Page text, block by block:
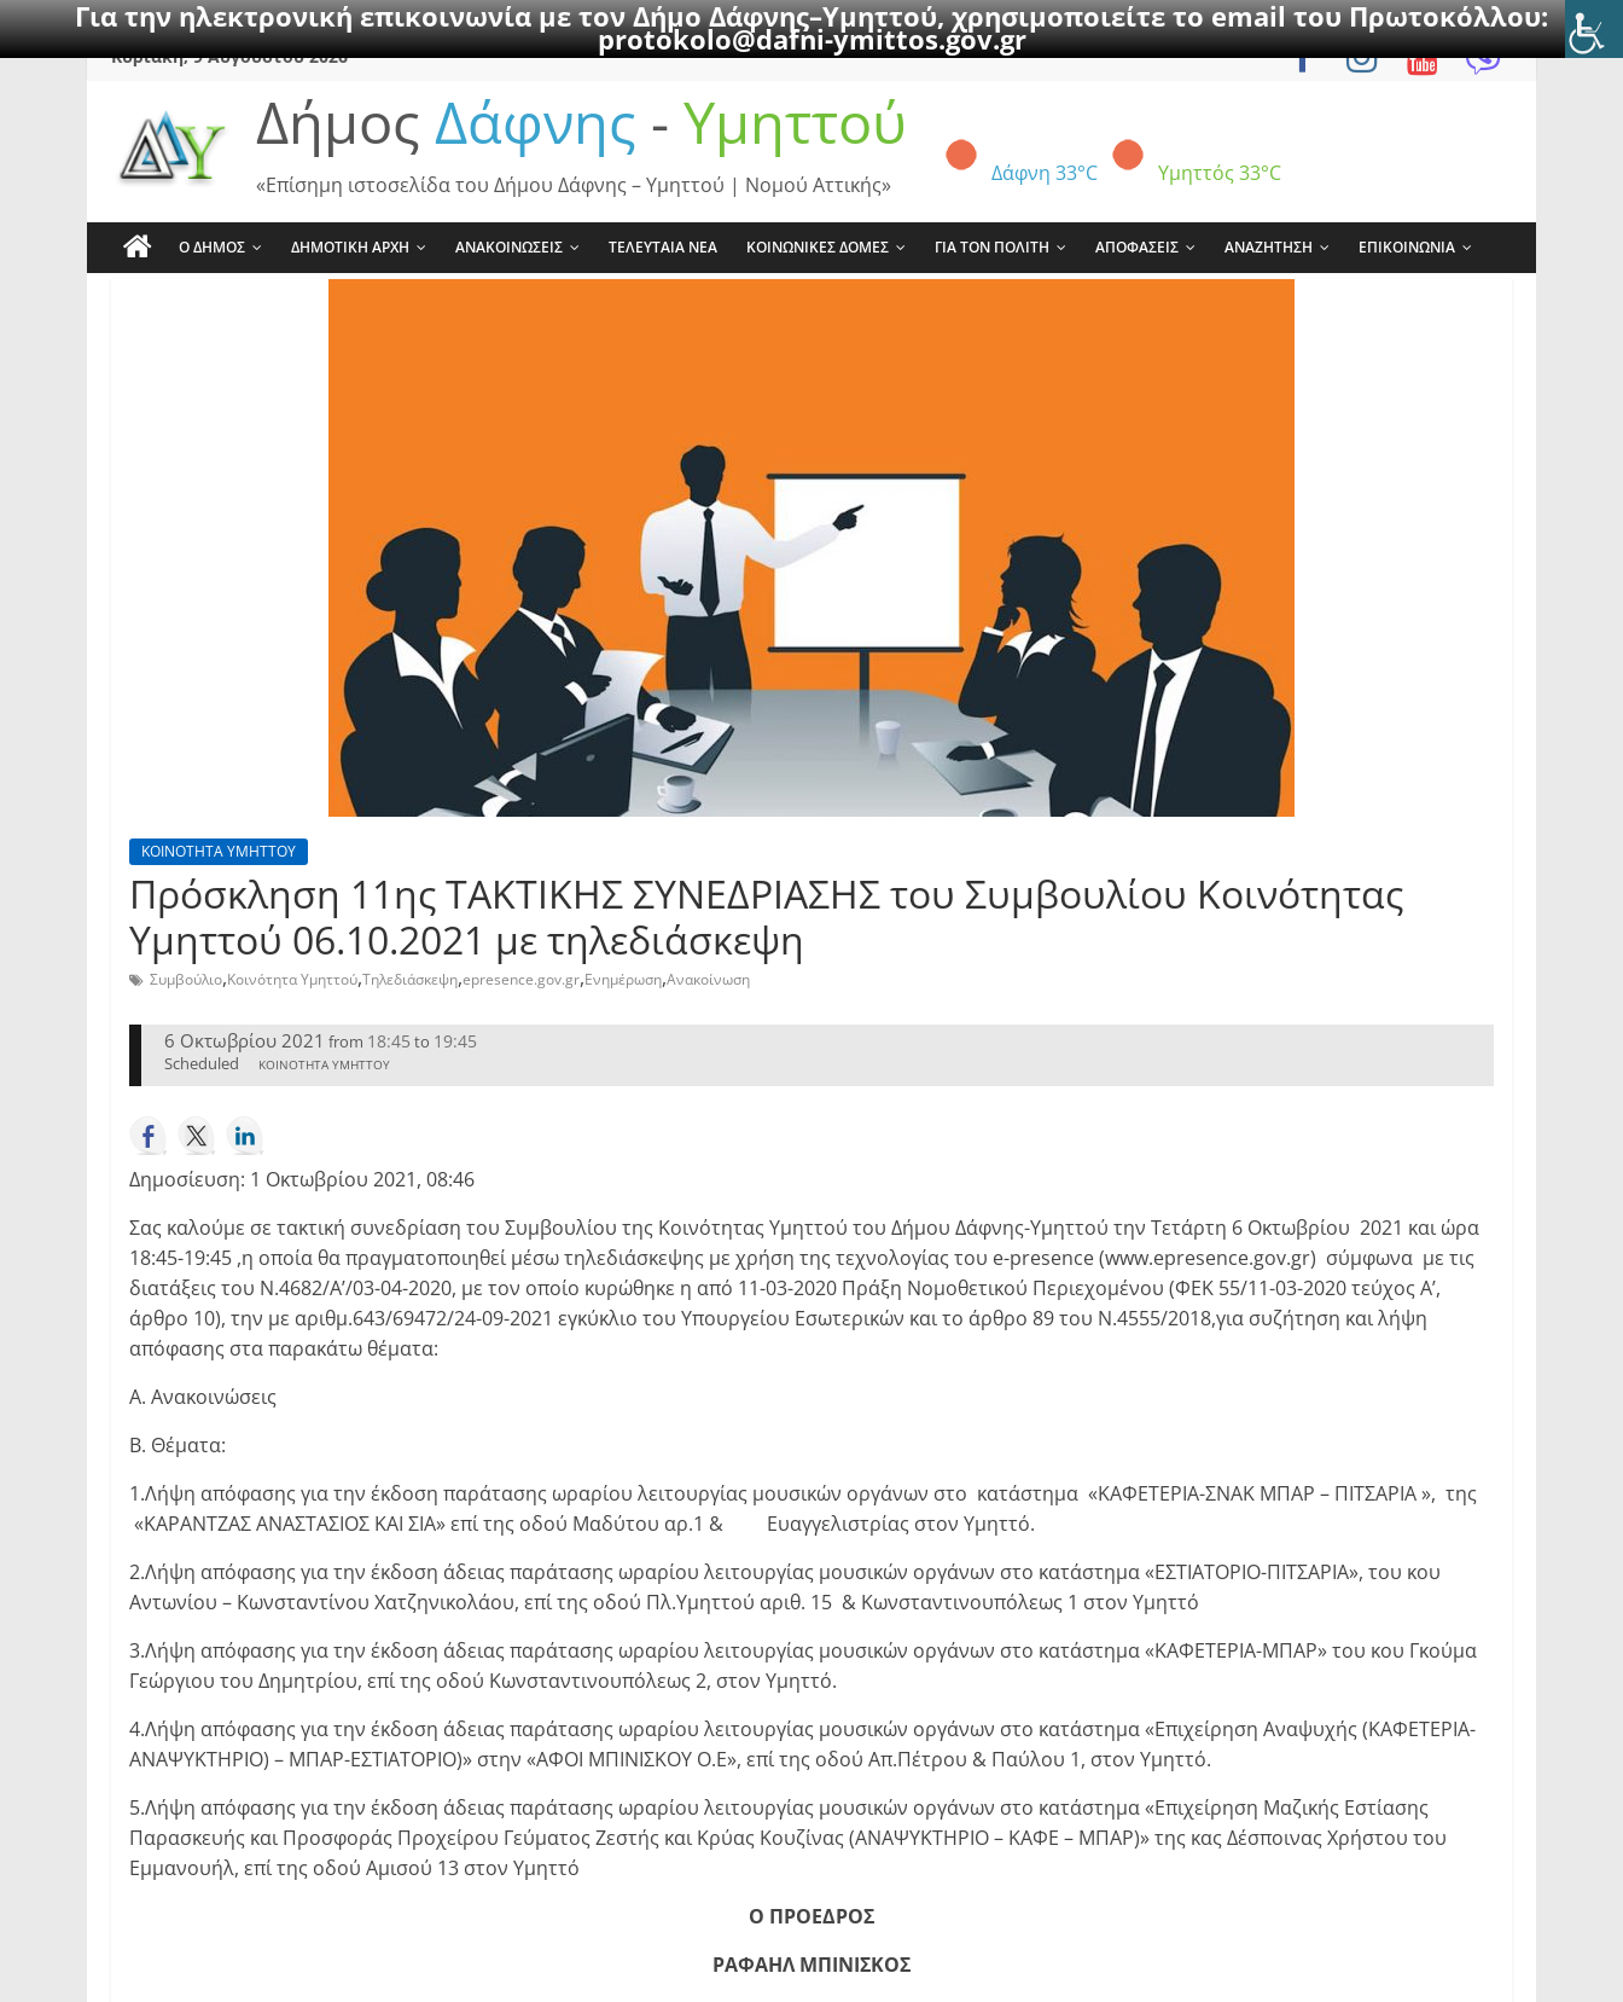
Για την ηλεκτρονική επικοινωνία με τον Δήμο Δάφνης–Υμηττού, χρησιμοποιείτε το email του Πρωτοκόλλου:
protokolo@dafni-ymittos.gov.gr
SkipΚυριακή, 9 Αυγούστου 2026
Δήμος Δάφνης - Υμηττού
Δάφνη 33°C Υμηττός 33°C
«Επίσημη ιστοσελίδα του Δήμου Δάφνης – Υμηττού | Νομού Αττικής»
Ο ΔΗΜΟΣ ΔΗΜΟΤΙΚΗ ΑΡΧΗ ΑΝΑΚΟΙΝΩΣΕΙΣ ΤΕΛΕΥΤΑΙΑ ΝΕΑ ΚΟΙΝΩΝΙΚΕΣ ΔΟΜΕΣ ΓΙΑ ΤΟΝ ΠΟΛΙΤΗ ΑΠΟΦΑΣΕΙΣ ΑΝΑΖΗΤΗΣΗ ΕΠΙΚΟΙΝΩΝΙΑ
ΚΟΙΝΟΤΗΤΑ ΥΜΗΤΤΟΥ
Πρόσκληση 11ης TAKTIKHΣ ΣΥΝΕΔΡΙΑΣΗΣ του Συμβουλίου Κοινότητας
Υμηττού 06.10.2021 με τηλεδιάσκεψη
Συμβούλιο,Κοινότητα Υμηττού,Τηλεδιάσκεψη,epresence.gov.gr,Ενημέρωση,Ανακοίνωση
6 Οκτωβρίου 2021 from 18:45 to 19:45
Scheduled ΚΟΙΝΟΤΗΤΑ ΥΜΗΤΤΟΥ
Δημοσίευση: 1 Οκτωβρίου 2021, 08:46
Σας καλούμε σε τακτική συνεδρίαση του Συμβουλίου της Κοινότητας Υμηττού του Δήμου Δάφνης-Υμηττού την Τετάρτη 6 Οκτωβρίου 2021 και ώρα
18:45-19:45 ,η οποία θα πραγματοποιηθεί μέσω τηλεδιάσκεψης με χρήση της τεχνολογίας του e-presence (www.epresence.gov.gr) σύμφωνα με τις
διατάξεις του Ν.4682/Α’/03-04-2020, με τον οποίο κυρώθηκε η από 11-03-2020 Πράξη Νομοθετικού Περιεχομένου (ΦΕΚ 55/11-03-2020 τεύχος Α’,
άρθρο 10), την με αριθμ.643/69472/24-09-2021 εγκύκλιο του Υπουργείου Εσωτερικών και το άρθρο 89 του Ν.4555/2018,για συζήτηση και λήψη
απόφασης στα παρακάτω θέματα:
Α. Ανακοινώσεις
Β. Θέματα:
1.Λήψη απόφασης για την έκδοση παράτασης ωραρίου λειτουργίας μουσικών οργάνων στο κατάστημα «ΚΑΦΕΤΕΡΙΑ-ΣΝΑΚ ΜΠΑΡ – ΠΙΤΣΑΡΙΑ », της
«ΚΑΡΑΝΤΖΑΣ ΑΝΑΣΤΑΣΙΟΣ ΚΑΙ ΣΙΑ» επί της οδού Μαδύτου αρ.1 & Ευαγγελιστρίας στον Υμηττό.
2.Λήψη απόφασης για την έκδοση άδειας παράτασης ωραρίου λειτουργίας μουσικών οργάνων στο κατάστημα «ΕΣΤΙΑΤΟΡΙΟ-ΠΙΤΣΑΡΙΑ», του κου
Αντωνίου – Κωνσταντίνου Χατζηνικολάου, επί της οδού Πλ.Υμηττού αριθ. 15 & Κωνσταντινουπόλεως 1 στον Υμηττό
3.Λήψη απόφασης για την έκδοση άδειας παράτασης ωραρίου λειτουργίας μουσικών οργάνων στο κατάστημα «ΚΑΦΕΤΕΡΙΑ-ΜΠΑΡ» του κου Γκούμα
Γεώργιου του Δημητρίου, επί της οδού Κωνσταντινουπόλεως 2, στον Υμηττό.
4.Λήψη απόφασης για την έκδοση άδειας παράτασης ωραρίου λειτουργίας μουσικών οργάνων στο κατάστημα «Επιχείρηση Αναψυχής (ΚΑΦΕΤΕΡΙΑ-
ΑΝΑΨΥΚΤΗΡΙΟ) – ΜΠΑΡ-ΕΣΤΙΑΤΟΡΙΟ)» στην «ΑΦΟΙ ΜΠΙΝΙΣΚΟΥ Ο.Ε», επί της οδού Απ.Πέτρου & Παύλου 1, στον Υμηττό.
5.Λήψη απόφασης για την έκδοση άδειας παράτασης ωραρίου λειτουργίας μουσικών οργάνων στο κατάστημα «Επιχείρηση Μαζικής Εστίασης
Παρασκευής και Προσφοράς Προχείρου Γεύματος Ζεστής και Κρύας Κουζίνας (ΑΝΑΨΥΚΤΗΡΙΟ – ΚΑΦΕ – ΜΠΑΡ)» της κας Δέσποινας Χρήστου του
Εμμανουήλ, επί της οδού Αμισού 13 στον Υμηττό
Ο ΠΡΟΕΔΡΟΣ
ΡΑΦΑΗΛ ΜΠΙΝΙΣΚΟΣ